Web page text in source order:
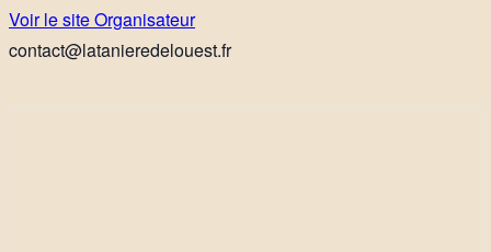
Voir le site Organisateur
contact@latanieredelouest.fr